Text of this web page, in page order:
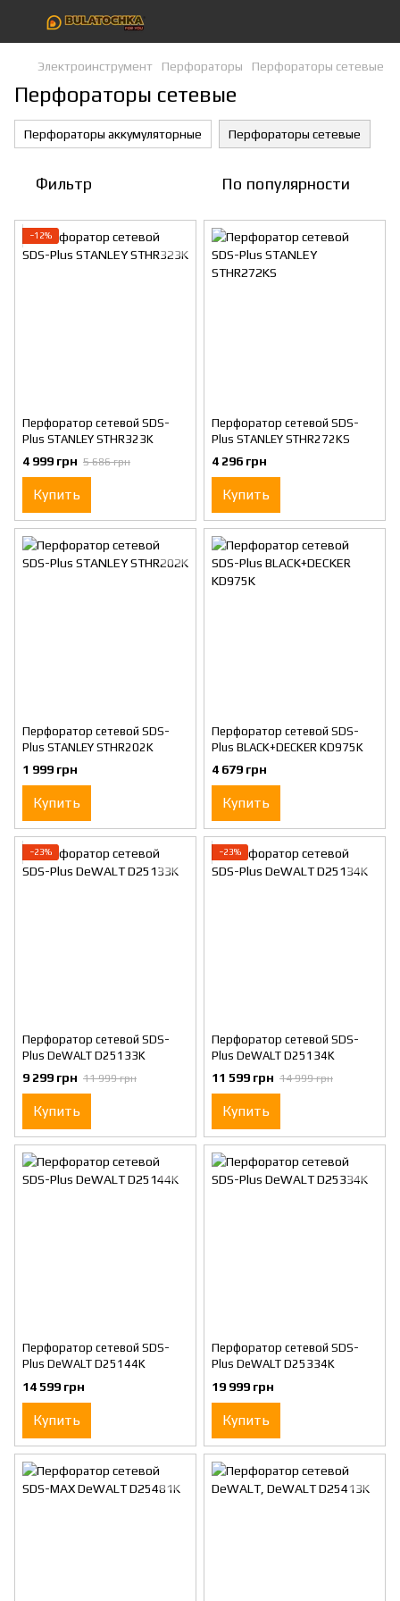
Электроинструмент Перфораторы Перфораторы сетевые
Перфораторы сетевые
Перфораторы аккумуляторные Перфораторы сетевые
Фильтр По популярности
−12%
Перфоратор сетевой SDS-
Plus STANLEY STHR323K
4 999 грн 5 686 грн
Купить
Перфоратор сетевой SDS-
Plus STANLEY STHR272KS
4 296 грн
Купить
Перфоратор сетевой SDS-
Plus STANLEY STHR202K
1 999 грн
Купить
Перфоратор сетевой SDS-
Plus BLACK+DECKER KD975K
4 679 грн
Купить
−23%
Перфоратор сетевой SDS-
Plus DeWALT D25133K
9 299 грн 11 999 грн
Купить
−23%
Перфоратор сетевой SDS-
Plus DeWALT D25134K
11 599 грн 14 999 грн
Купить
Перфоратор сетевой SDS-
Plus DeWALT D25144K
14 599 грн
Купить
Перфоратор сетевой SDS-
Plus DeWALT D25334K
19 999 грн
Купить